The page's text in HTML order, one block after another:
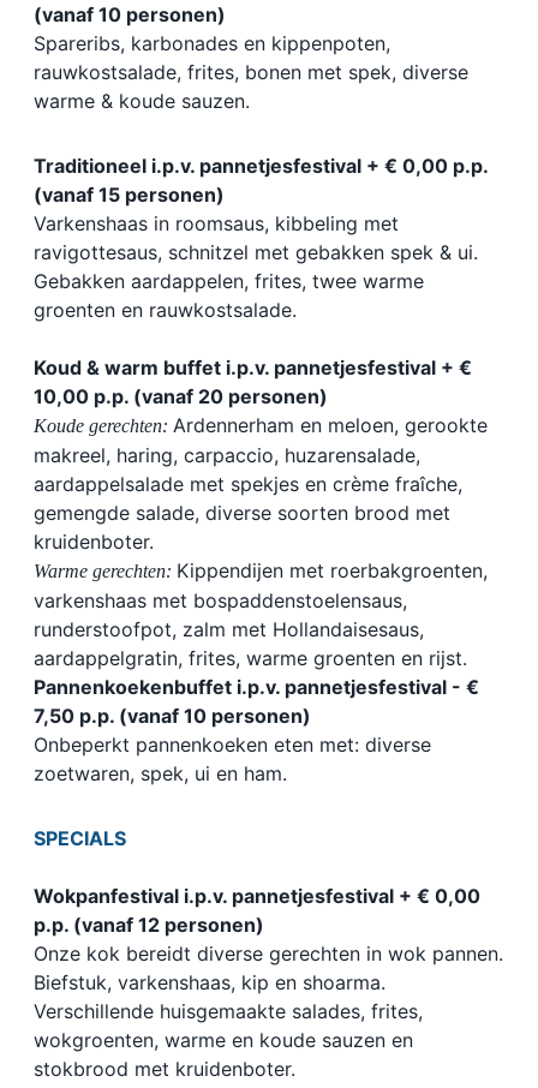
(vanaf 10 personen)
Spareribs, karbonades en kippenpoten,
rauwkostsalade, frites, bonen met spek, diverse
warme & koude sauzen.
Traditioneel i.p.v. pannetjesfestival + € 0,00 p.p.
(vanaf 15 personen)
Varkenshaas in roomsaus, kibbeling met
ravigottesaus, schnitzel met gebakken spek & ui.
Gebakken aardappelen, frites, twee warme
groenten en rauwkostsalade.
Koud & warm buffet i.p.v. pannetjesfestival + €
10,00 p.p. (vanaf 20 personen)
Koude gerechten: Ardennerham en meloen, gerookte
makreel, haring, carpaccio, huzarensalade,
aardappelsalade met spekjes en crème fraîche,
gemengde salade, diverse soorten brood met
kruidenboter.
Warme gerechten: Kippendijen met roerbakgroenten,
varkenshaas met bospaddenstoelensaus,
runderstoofpot, zalm met Hollandaisesaus,
aardappelgratin, frites, warme groenten en rijst.
Pannenkoekenbuffet i.p.v. pannetjesfestival - €
7,50 p.p. (vanaf 10 personen)
Onbeperkt pannenkoeken eten met: diverse
zoetwaren, spek, ui en ham.
SPECIALS
Wokpanfestival i.p.v. pannetjesfestival + € 0,00
p.p. (vanaf 12 personen)
Onze kok bereidt diverse gerechten in wok pannen.
Biefstuk, varkenshaas, kip en shoarma.
Verschillende huisgemaakte salades, frites,
wokgroenten, warme en koude sauzen en
stokbrood met kruidenboter.